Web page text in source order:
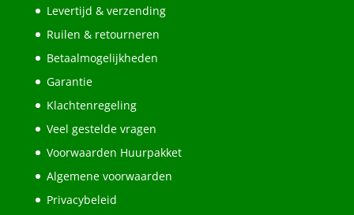
Levertijd & verzending
Ruilen & retourneren
Betaalmogelijkheden
Garantie
Klachtenregeling
Veel gestelde vragen
Voorwaarden Huurpakket
Algemene voorwaarden
Privacybeleid